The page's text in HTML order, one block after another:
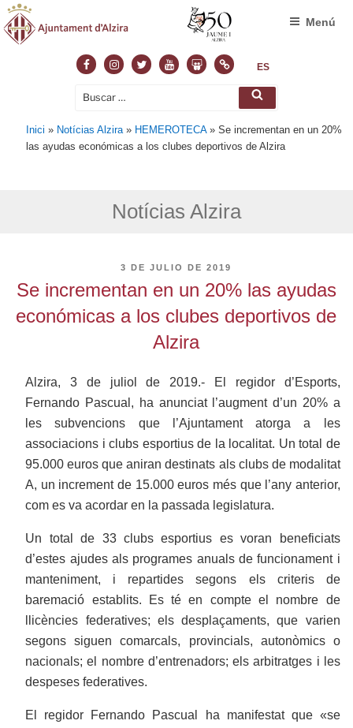
FacebookInstagram
TwitterYoutubeSlideshare
NormasES
Buscar
Buscar
Menú
Inici » Notícias Alzira » HEMEROTECA»Se incrementan en un 20%
las ayudas económicas a los clubes deportivos de Alzira
Notícias Alzira
PUBLICADO
3 DE JULIO DE 2019
Se incrementan en un 20% las ayudas
económicas a los clubes deportivos de
Alzira
Alzira, 3 de juliol de 2019.- El regidor d’Esports,
Fernando Pascual, ha anunciat l’augment d’un 20% a
les subvencions que l’Ajuntament atorga a les
associacions i clubs esportius de la localitat. Un total de
95.000 euros que aniran destinats als clubs de modalitat
A, un increment de 15.000 euros més que l’any anterior,
com es va acordar en la passada legislatura.
Un total de 33 clubs esportius es voran beneficiats
d’estes ajudes als programes anuals de funcionament i
manteniment, i repartides segons els criteris de
baremació establits. Es té en compte el nombre de
llicències federatives; els desplaçaments, que varien
segons siguen comarcals, provincials, autonòmics o
nacionals; el nombre d’entrenadors; els arbitratges i les
despeses federatives.
El regidor Fernando Pascual ha manifestat que «se